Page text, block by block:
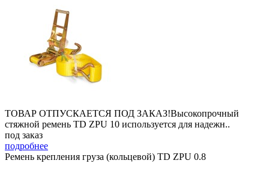
ТОВАР ОТПУСКАЕТСЯ ПОД ЗАКАЗ!Высокопрочный
стяжной ремень TD ZPU 10 используется для надежн..
под заказ
подробнее
Ремень крепления груза (кольцевой) TD ZPU 0.8